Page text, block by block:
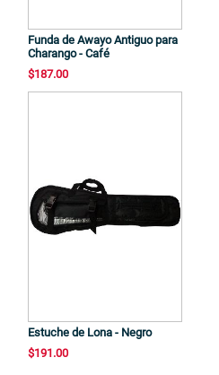
Funda de Awayo Antiguo para
Charango - Café
$187.00
Estuche de Lona - Negro
$191.00